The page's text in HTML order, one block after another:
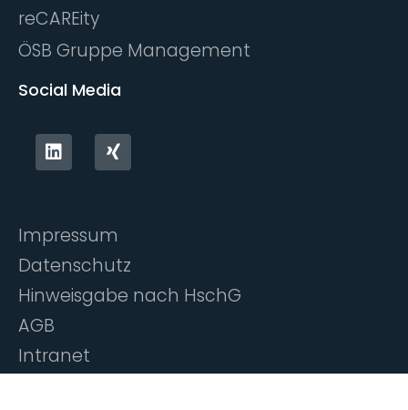
reCAREity
ÖSB Gruppe Management
Social Media
Impressum
Datenschutz
Hinweisgabe nach HschG
AGB
Intranet